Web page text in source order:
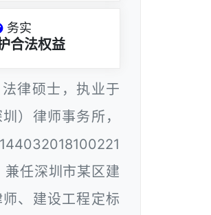
务实
合法权益
律硕士，执业于
）律师事务所，
任深圳市某区建
、建设工程定标